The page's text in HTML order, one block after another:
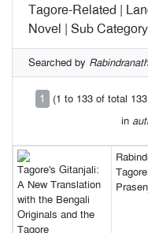
Tagore-Related |
Novel | Sub
Searched by
1
(1 to 133 of total
in
Tagore's Gitanjali:
A New Translation
with the Bengali
Originals and the
Tagore